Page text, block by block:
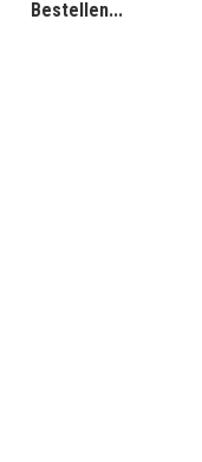
Bestellen...